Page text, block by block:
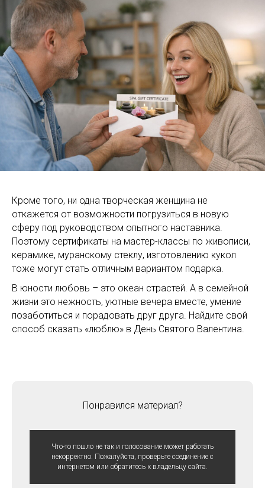
Кроме того, ни одна творческая женщина не
откажется от возможности погрузиться в новую
сферу под руководством опытного наставника.
Поэтому сертификаты на мастер-классы по живописи,
керамике, муранскому стеклу, изготовлению кукол
тоже могут стать отличным вариантом подарка.
В юности любовь – это океан страстей. А в семейной
жизни это нежность, уютные вечера вместе, умение
позаботиться и порадовать друг друга. Найдите свой
способ сказать «люблю» в День Святого Валентина.
Понравился материал?
Что-то пошло не так и голосование может работать
некорректно. Пожалуйста, проверьте соединение с
интернетом или обратитесь к владельцу сайта.